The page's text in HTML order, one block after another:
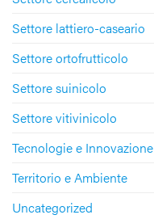
Settore lattiero-caseario
Settore ortofrutticolo
Settore suinicolo
Settore vitivinicolo
Tecnologie e Innovazione
Territorio e Ambiente
Uncategorized